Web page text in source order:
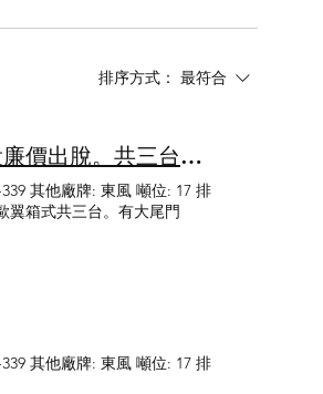
排序方式： 最符合
東風17噸歐翼箱式大貨車。斗長26.5尺/2012/4期車退役廉價出脫。共三台。有大尾門
其他廠牌: 東風 噸位: 17 排
翼箱式共三台。有大尾門
其他廠牌: 東風 噸位: 17 排